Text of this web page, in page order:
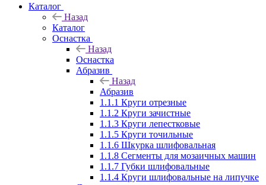
Каталог
Назад
Каталог
Оснастка
Назад
Оснастка
Абразив
Назад
Абразив
1.1.1 Круги отрезные
1.1.2 Круги зачистные
1.1.3 Круги лепестковые
1.1.5 Круги точильные
1.1.6 Шкурка шлифовальная
1.1.8 Сегменты для мозаичных машин
1.1.7 Губки шлифовальные
1.1.4 Круги шлифовальные на липучке